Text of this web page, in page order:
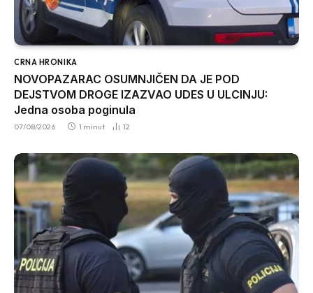
CRNA HRONIKA
NOVOPAZARAC OSUMNJIČEN DA JE POD
DEJSTVOM DROGE IZAZVAO UDES U ULCINJU:
Jedna osoba poginula
07/08/2026 1 minut 12